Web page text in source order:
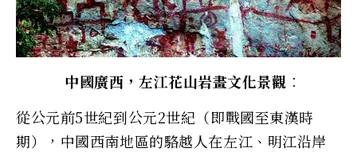
中國廣西，左江花山岩畫文化景觀︰
從公元前5世紀到公元2世紀（即戰國至東漢時
期），中國西南地區的駱越人在左江、明江沿岸